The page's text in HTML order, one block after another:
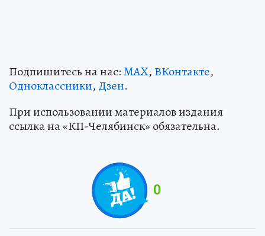
Подпишитесь на нас:MAX, ВКонтакте,
Одноклассники, Дзен.
При использовании материалов издания
ссылка на «КП-Челябинск» обязательна.
0